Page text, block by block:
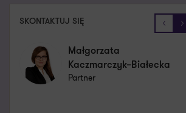
SKONTAKTUJ SIĘ
Małgorzata
Kaczmarczyk–Białecka
Partner
Tomasz Mleczak
Partner